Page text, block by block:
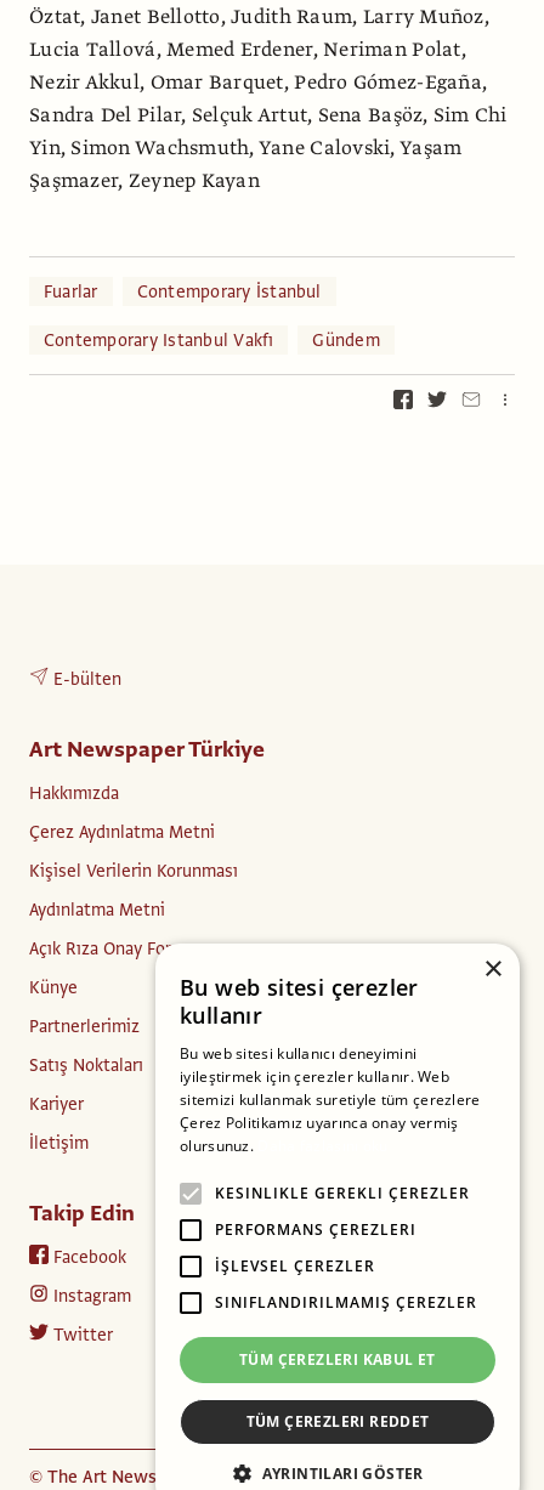
Öztat, Janet Bellotto, Judith Raum, Larry Muñoz,
Lucia Tallová, Memed Erdener, Neriman Polat,
Nezir Akkul, Omar Barquet, Pedro Gómez-Egaña,
Sandra Del Pilar, Selçuk Artut, Sena Başöz, Sim Chi
Yin, Simon Wachsmuth, Yane Calovski, Yaşam
Şaşmazer, Zeynep Kayan
Fuarlar
Contemporary İstanbul
Contemporary Istanbul Vakfı
Gündem
E-bülten
Art Newspaper Türkiye
Hakkımızda
Çerez Aydınlatma Metni
Kişisel Verilerin Korunması
Aydınlatma Metni
Açık Rıza Onay Formu
Künye
Partnerlerimiz
Satış Noktaları
Kariyer
İletişim
Takip Edin
Facebook
Instagram
Twitter
© The Art Newspaper
×
Bu web sitesi çerezler
kullanır
Bu web sitesi kullanıcı deneyimini
iyileştirmek için çerezler kullanır. Web
sitemizi kullanmak suretiyle tüm çerezlere
Çerez Politikamız uyarınca onay vermiş
olursunuz.
KESINLIKLE GEREKLI ÇEREZLER
PERFORMANS ÇEREZLERI
İŞLEVSEL ÇEREZLER
SINIFLANDIRILMAMIŞ ÇEREZLER
TÜM ÇEREZLERI KABUL ET
TÜM ÇEREZLERI REDDET
AYRINTILARI GÖSTER